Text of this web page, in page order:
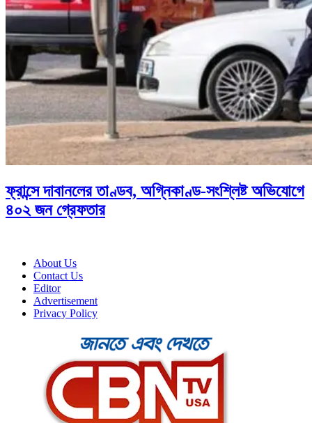
ফ্রান্সে দাবানলের তাণ্ডব, অগ্নিকাণ্ড-সংশ্লিষ্ট অভিযোগে
৪০২ জন গ্রেফতার
About Us
Contact Us
Editor
Advertisement
Privacy Policy